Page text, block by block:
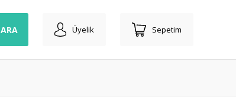
ARA Üyelik Sepetim